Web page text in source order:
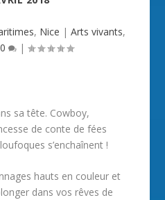
, Nice | Arts vivants,
0 |
sa tête. Cowboy,
de conte de fées
s’enchaînent !
hauts en couleur et
dans vos rêves de